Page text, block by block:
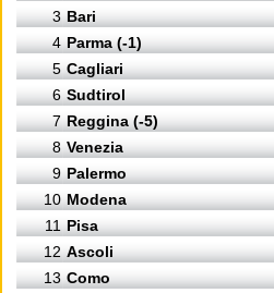
3 Bari
4 Parma (-1)
5 Cagliari
6 Sudtirol
7 Reggina (-5)
8 Venezia
9 Palermo
10 Modena
11 Pisa
12 Ascoli
13 Como